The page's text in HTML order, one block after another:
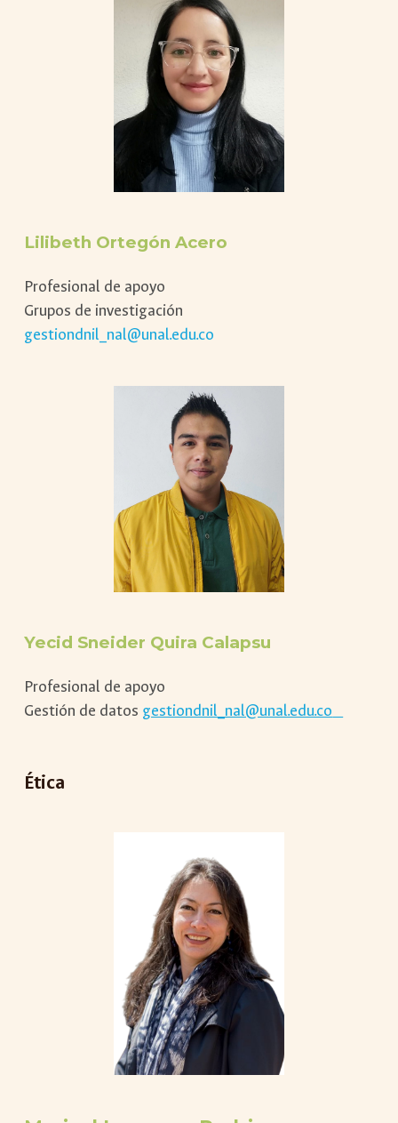
Lilibeth Ortegón Acero
Profesional de apoyo
Grupos de investigación
gestiondnil_nal@unal.edu.co
Yecid Sneider Quira Calapsu
Profesional de apoyo
Gestión de datos gestiondnil_nal@unal.edu.co
Ética